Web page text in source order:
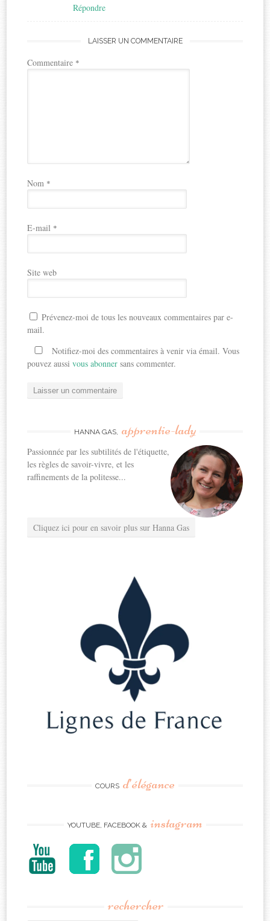
Répondre
LAISSER UN COMMENTAIRE
Commentaire *
Nom *
E-mail *
Site web
Prévenez-moi de tous les nouveaux commentaires par e-
mail.
Notifiez-moi des commentaires à venir via émail. Vous
pouvez aussivous abonner sans commenter.
HANNA GAS, apprentie-lady
Passionnée par les subtilités de l'étiquette,
les règles de savoir-vivre, et les
raffinements de la politesse...
Cliquez ici pour en savoir plus sur Hanna Gas
COURS d’élégance
YOUTUBE, FACEBOOK & instagram
rechercher